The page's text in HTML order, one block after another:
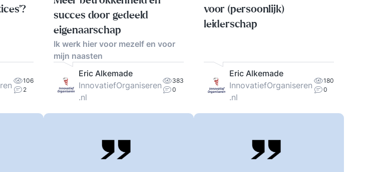
106
2
succes door gedeeld
eigenaarschap
Ik werk hier voor mezelf en voor
mijn naasten
Eric Alkemade
InnovatiefOrganiseren
.nl
383
0
voor (persoonlijk)
leiderschap
Eric Alkemade
InnovatiefOrganiseren
.nl
180
0